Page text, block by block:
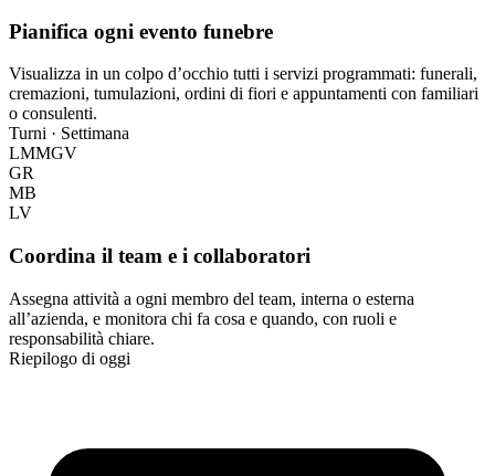
Pianifica ogni evento funebre
Visualizza in un colpo d’occhio tutti i servizi programmati: funerali,
cremazioni, tumulazioni, ordini di fiori e appuntamenti con familiari
o consulenti.
Turni · Settimana
LMMGV
GR
MB
LV
Coordina il team e i collaboratori
Assegna attività a ogni membro del team, interna o esterna
all’azienda, e monitora chi fa cosa e quando, con ruoli e
responsabilità chiare.
Riepilogo di oggi